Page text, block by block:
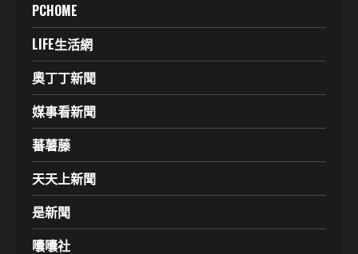
PCHOME
LIFE生活網
奧丁丁新聞
媒事看新聞
蕃薯藤
天天上新聞
是新聞
囔囔社